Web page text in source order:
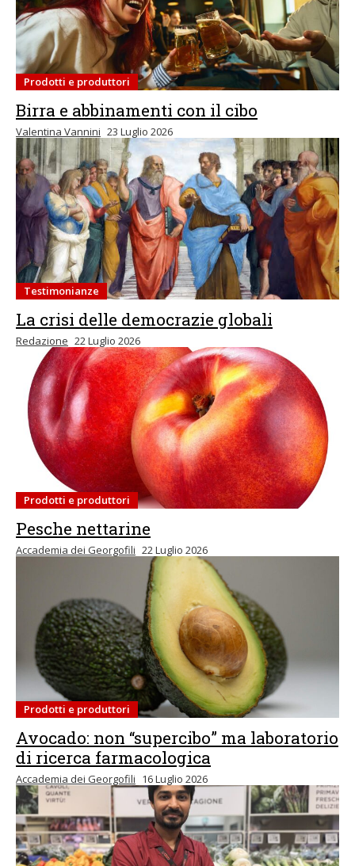
Prodotti e produttori
Birra e abbinamenti con il cibo
Valentina Vannini 23 Luglio 2026
Testimonianze
La crisi delle democrazie globali
Redazione 22 Luglio 2026
Prodotti e produttori
Pesche nettarine
Accademia dei Georgofili 22 Luglio 2026
Prodotti e produttori
Avocado: non “supercibo” ma laboratorio
di ricerca farmacologica
Accademia dei Georgofili 16 Luglio 2026